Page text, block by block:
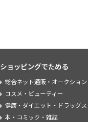
ショッピングでためる
総合ネット通販・オークション
コスメ・ビューティー
健康・ダイエット・ドラッグス
本・コミック・雑誌